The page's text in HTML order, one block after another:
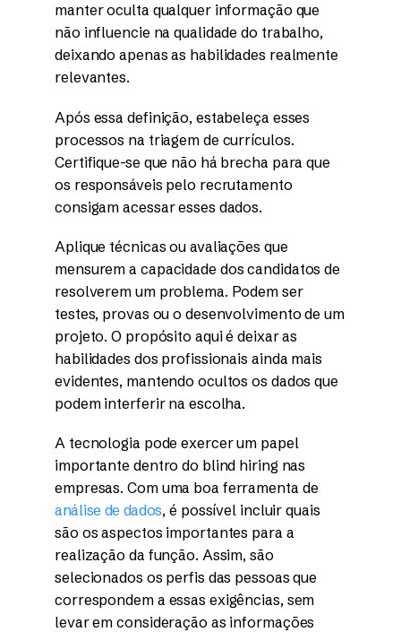
manter oculta qualquer informação que
não influencie na qualidade do trabalho,
deixando apenas as habilidades realmente
relevantes.
Após essa definição, estabeleça esses
processos na triagem de currículos.
Certifique-se que não há brecha para que
os responsáveis pelo recrutamento
consigam acessar esses dados.
Aplique técnicas ou avaliações que
mensurem a capacidade dos candidatos de
resolverem um problema. Podem ser
testes, provas ou o desenvolvimento de um
projeto. O propósito aqui é deixar as
habilidades dos profissionais ainda mais
evidentes, mantendo ocultos os dados que
podem interferir na escolha.
A tecnologia pode exercer um papel
importante dentro do blind hiring nas
empresas. Com uma boa ferramenta de
análise de dados, é possível incluir quais
são os aspectos importantes para a
realização da função. Assim, são
selecionados os perfis das pessoas que
correspondem a essas exigências, sem
levar em consideração as informações